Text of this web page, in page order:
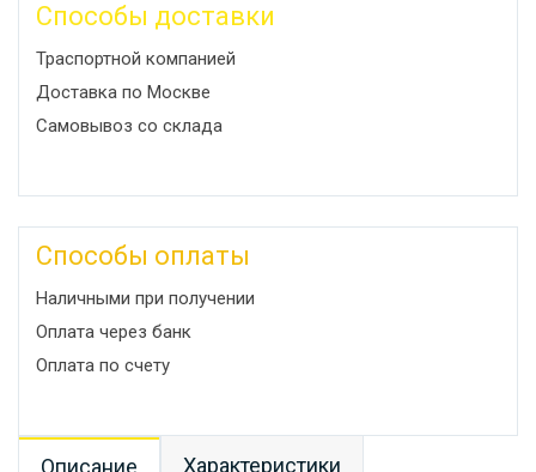
Способы доставки
Траспортной компанией
Доставка по Москве
Самовывоз со склада
Способы оплаты
Наличными при получении
Оплата через банк
Оплата по счету
Описание Характеристики